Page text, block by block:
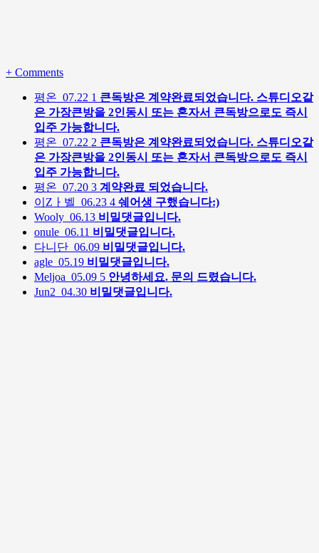
+ Comments
평온 07.22 1 큰독방은 계약완료되었습니다. 스튜디오같
은 가장큰방을 2인동시 또는 혼자서 큰독방으로도 즉시
입주 가능합니다.
평온 07.22 2 큰독방은 계약완료되었습니다. 스튜디오같
은 가장큰방을 2인동시 또는 혼자서 큰독방으로도 즉시
입주 가능합니다.
평온 07.20 3 계약완료 되었습니다.
이Zㅏ벨 06.23 4 쉐어생 구했습니다:)
Wooly 06.13 비밀댓글입니다.
onule 06.11 비밀댓글입니다.
다니단 06.09 비밀댓글입니다.
agle 05.19 비밀댓글입니다.
Meljoa 05.09 5 안녕하세요. 문의 드렸습니다.
Jun2 04.30 비밀댓글입니다.